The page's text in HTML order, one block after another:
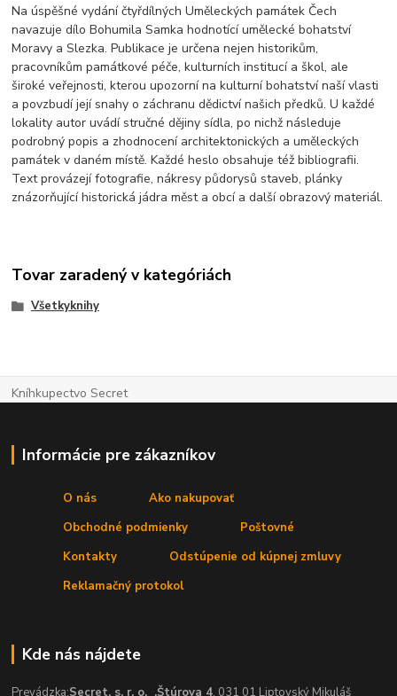
Na úspěšné vydání čtyřdílných Uměleckých památek Čech
navazuje dílo Bohumila Samka hodnotící umělecké bohatství
Moravy a Slezka. Publikace je určena nejen historikům,
pracovníkům památkové péče, kulturních institucí a škol, ale
široké veřejnosti, kterou upozorní na kulturní bohatství naší vlasti
a povzbudí její snahy o záchranu dědictví našich předků. U každé
lokality autor uvádí stručné dějiny sídla, po nichž následuje
podrobný popis a zhodnocení architektonických a uměleckých
památek v daném místě. Každé heslo obsahuje též bibliografii.
Text provázejí fotografie, nákresy půdorysů staveb, plánky
znázorňující historická jádra měst a obcí a další obrazový materiál.
Tovar zaradený v kategóriách
Všetkyknihy
Kníhkupectvo Secret
Informácie pre zákazníkov
O nás
Ako nakupovať
Obchodné podmienky
Poštovné
Kontakty
Odstúpenie od kúpnej zmluvy
Reklamačný protokol
Kde nás nájdete
Prevádzka:Secret, s. r. o. ,Štúrova 4, 031 01 Liptovský Mikuláš